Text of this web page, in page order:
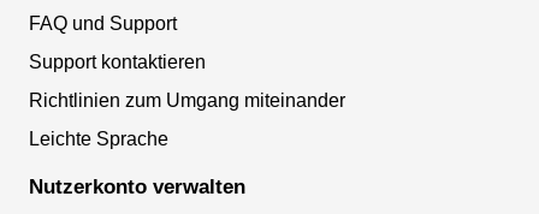
FAQ und Support
Support kontaktieren
Richtlinien zum Umgang miteinander
Leichte Sprache
Nutzerkonto verwalten